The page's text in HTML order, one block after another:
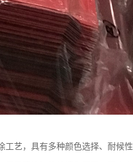
工艺，具有多种颜色选择、耐候性